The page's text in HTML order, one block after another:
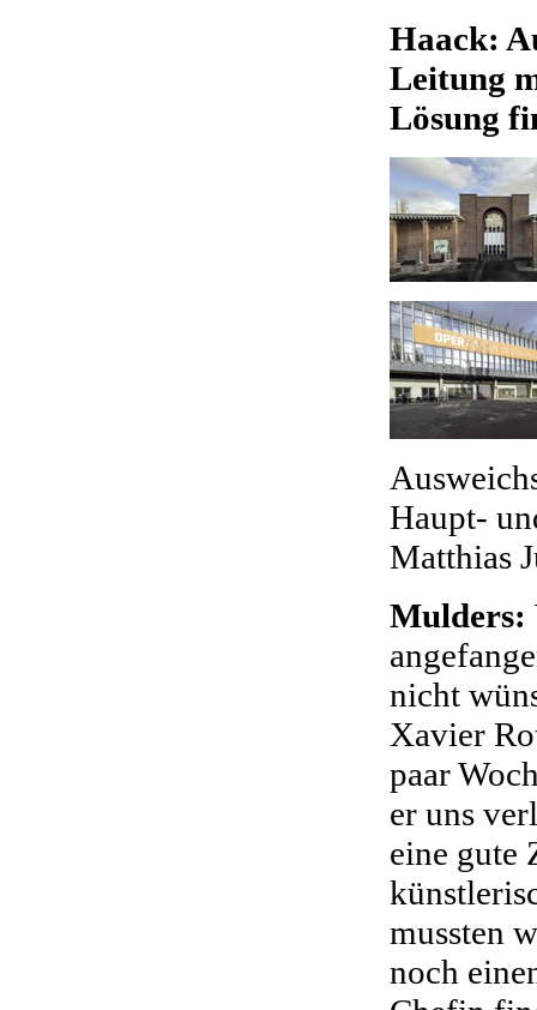
Haack:
Leitung
Lösung
Haupt-
Matthias
Mulders:
nicht
Xavier
paar
er uns
eine gute
mussten
noch